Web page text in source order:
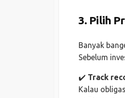
3. Pilih
Banyak
Sebelum
✔️ Track
Kalau